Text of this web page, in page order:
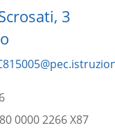
3
0000 2266 X87